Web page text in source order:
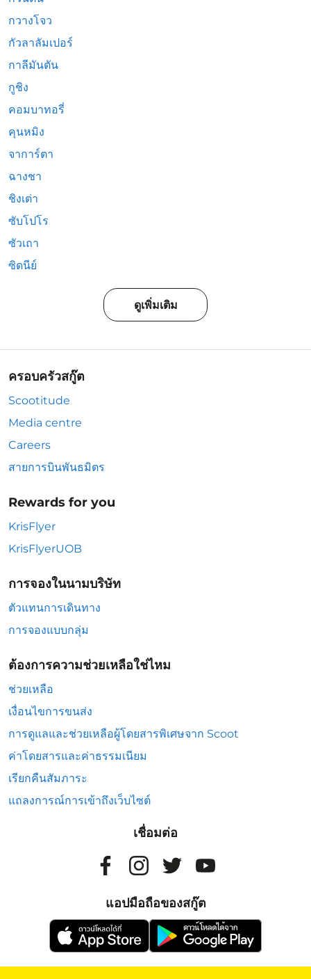
กวางโจว
กัวลาลัมเปอร์
กาลีมันตัน
กูชิง
คอมบาทอรี่
คุนหมิง
จาการ์ตา
ฉางชา
ชิงเต่า
ซับโปโร
ซัวเถา
ซิดนีย์
ดูเพิ่มเติม
ครอบครัวสกู๊ต
Scootitude
Media centre
Careers
สายการบินพันธมิตร
Rewards for you
KrisFlyer
KrisFlyerUOB
การจองในนามบริษัท
ตัวแทนการเดินทาง
การจองแบบกลุ่ม
ต้องการความช่วยเหลือใช่ไหม
ช่วยเหลือ
เงื่อนไขการขนส่ง
การดูแลและช่วยเหลือผู้โดยสารพิเศษจาก Scoot
ค่าโดยสารและค่าธรรมเนียม
เรียกคืนสัมภาระ
แถลงการณ์การเข้าถึงเว็บไซต์
เชื่อมต่อ
แอปมือถือของสกู๊ต